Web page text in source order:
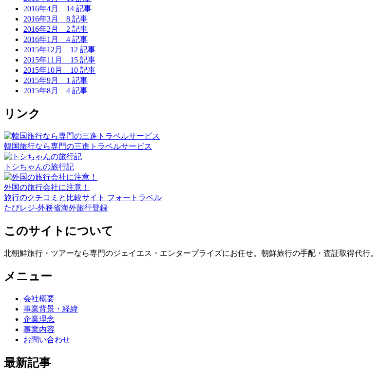
2016年4月 14 記事
2016年3月 8 記事
2016年2月 2 記事
2016年1月 4 記事
2015年12月 12 記事
2015年11月 15 記事
2015年10月 10 記事
2015年9月 1 記事
2015年8月 4 記事
リンク
韓国旅行なら専門の三進トラベルサービス
トシちゃんの旅行記
外国の旅行会社に注意！
旅行のクチコミと比較サイト フォートラベル
たびレジ-外務省海外旅行登録
このサイトについて
北朝鮮旅行・ツアーなら専門のジェイエス・エンタープライズにお任せ。朝鮮旅行の手配・査証取得代行。
メニュー
会社概要
事業背景・経緯
企業理念
事業内容
お問い合わせ
最新記事